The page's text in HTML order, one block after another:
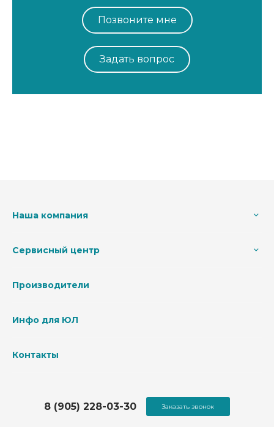
Позвоните мне
Задать вопрос
Наша компания
Сервисный центр
Производители
Инфо для ЮЛ
Контакты
8 (905) 228-03-30 Заказать звонок